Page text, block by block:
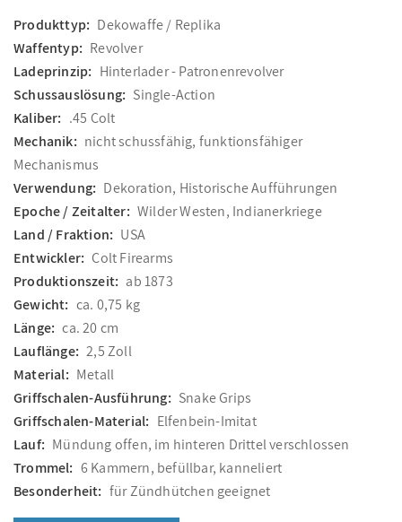
Produkttyp: Dekowaffe / Replika
Waffentyp: Revolver
Ladeprinzip: Hinterlader - Patronenrevolver
Schussauslösung: Single-Action
Kaliber: .45 Colt
Mechanik: nicht schussfähig, funktionsfähiger
Mechanismus
Verwendung: Dekoration, Historische Aufführungen
Epoche / Zeitalter: Wilder Westen, Indianerkriege
Land / Fraktion: USA
Entwickler: Colt Firearms
Produktionszeit: ab 1873
Gewicht: ca. 0,75 kg
Länge: ca. 20 cm
Lauflänge: 2,5 Zoll
Material: Metall
Griffschalen-Ausführung: Snake Grips
Griffschalen-Material: Elfenbein-Imitat
Lauf: Mündung offen, im hinteren Drittel verschlossen
Trommel: 6 Kammern, befüllbar, kanneliert
Besonderheit: für Zündhütchen geeignet